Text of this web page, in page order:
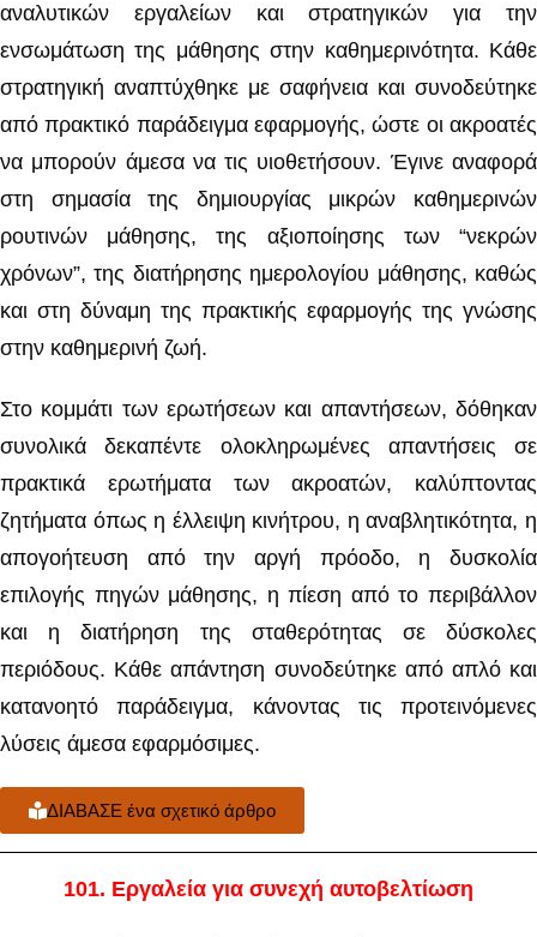
αναλυτικών εργαλείων και στρατηγικών για την
ενσωμάτωση της μάθησης στην καθημερινότητα. Κάθε
στρατηγική αναπτύχθηκε με σαφήνεια και συνοδεύτηκε
από πρακτικό παράδειγμα εφαρμογής, ώστε οι ακροατές
να μπορούν άμεσα να τις υιοθετήσουν. Έγινε αναφορά
στη σημασία της δημιουργίας μικρών καθημερινών
ρουτινών μάθησης, της αξιοποίησης των “νεκρών
χρόνων”, της διατήρησης ημερολογίου μάθησης, καθώς
και στη δύναμη της πρακτικής εφαρμογής της γνώσης
στην καθημερινή ζωή.
Στο κομμάτι των ερωτήσεων και απαντήσεων, δόθηκαν
συνολικά δεκαπέντε ολοκληρωμένες απαντήσεις σε
πρακτικά ερωτήματα των ακροατών, καλύπτοντας
ζητήματα όπως η έλλειψη κινήτρου, η αναβλητικότητα, η
απογοήτευση από την αργή πρόοδο, η δυσκολία
επιλογής πηγών μάθησης, η πίεση από το περιβάλλον
και η διατήρηση της σταθερότητας σε δύσκολες
περιόδους. Κάθε απάντηση συνοδεύτηκε από απλό και
κατανοητό παράδειγμα, κάνοντας τις προτεινόμενες
λύσεις άμεσα εφαρμόσιμες.
ΔΙΑΒΑΣΕ ένα σχετικό άρθρο
101. Εργαλεία για συνεχή αυτοβελτίωση